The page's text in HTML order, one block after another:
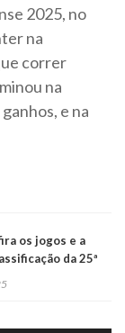
2025, no
na
correr
na
e na
os jogos e a
da 25ª